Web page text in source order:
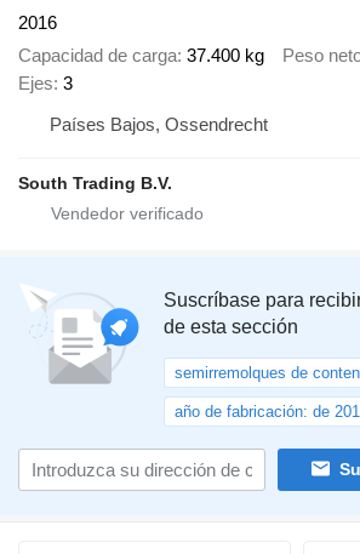
2016
Capacidad de carga 37.400 kg Peso
Ejes 3
Países Bajos, Ossendrecht
South Trading B.V.
Suscríbase para
de esta sección
semirremolques de
año de fabricación: de